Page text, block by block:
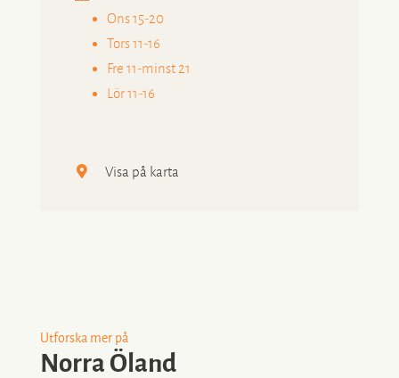
Ons 15-20
Tors 11-16
Fre 11-minst 21
Lör 11-16
Visa på karta
Utforska mer på
Norra Öland